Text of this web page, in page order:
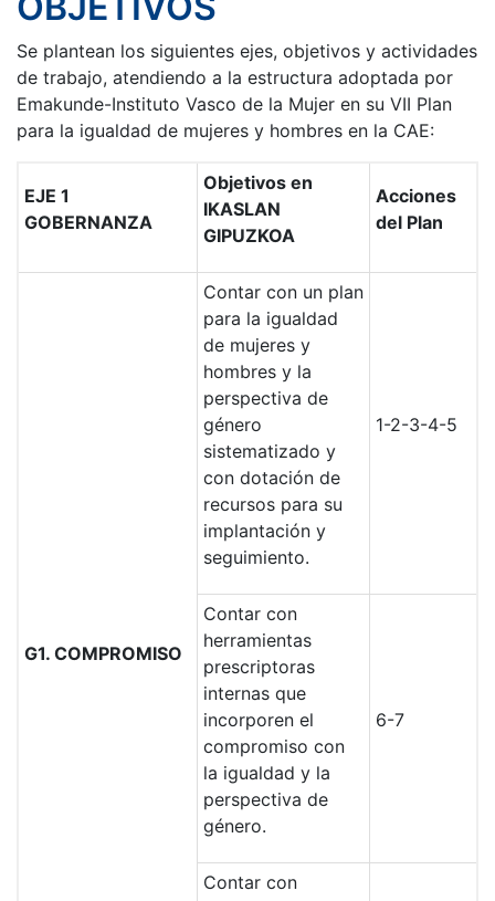
Se plantean los siguientes ejes, objetivos y actividades
de trabajo, atendiendo a la estructura adoptada por
Emakunde-Instituto Vasco de la Mujer en su VII Plan
para la igualdad de mujeres y hombres en la CAE:
EJE 1
GOBERNANZA
Objetivos en
IKASLAN
GIPUZKOA
Acciones
del Plan
G1. COMPROMISO
Contar con un plan
para la igualdad
de mujeres y
hombres y la
perspectiva de
género
sistematizado y
con dotación de
recursos para su
implantación y
seguimiento.
1-2-3-4-5
Contar con
herramientas
prescriptoras
internas que
incorporen el
compromiso con
la igualdad y la
perspectiva de
género.
6-7
Contar con